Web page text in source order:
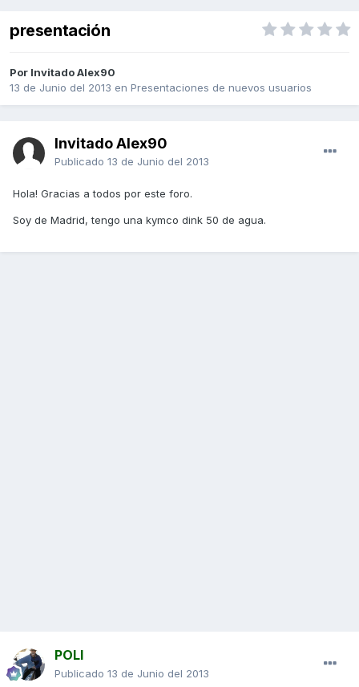
presentación
Por Invitado Alex90
13 de Junio del 2013 en Presentaciones de nuevos usuarios
Invitado Alex90
Publicado 13 de Junio del 2013
Hola! Gracias a todos por este foro.
Soy de Madrid, tengo una kymco dink 50 de agua.
POLI
Publicado 13 de Junio del 2013